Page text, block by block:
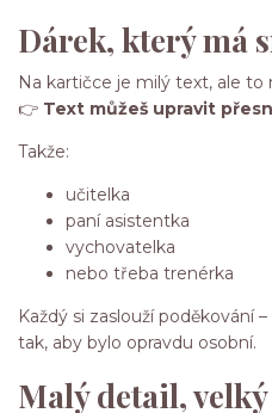
Dárek, který má
Na kartičce je milý text, ale to
👉 Text můžeš upravit
Takže:
učitelka
paní asistentka
vychovatelka
nebo třeba trenérka
Každý si zaslouží poděkování
tak, aby bylo opravdu osobní.
Malý detail,